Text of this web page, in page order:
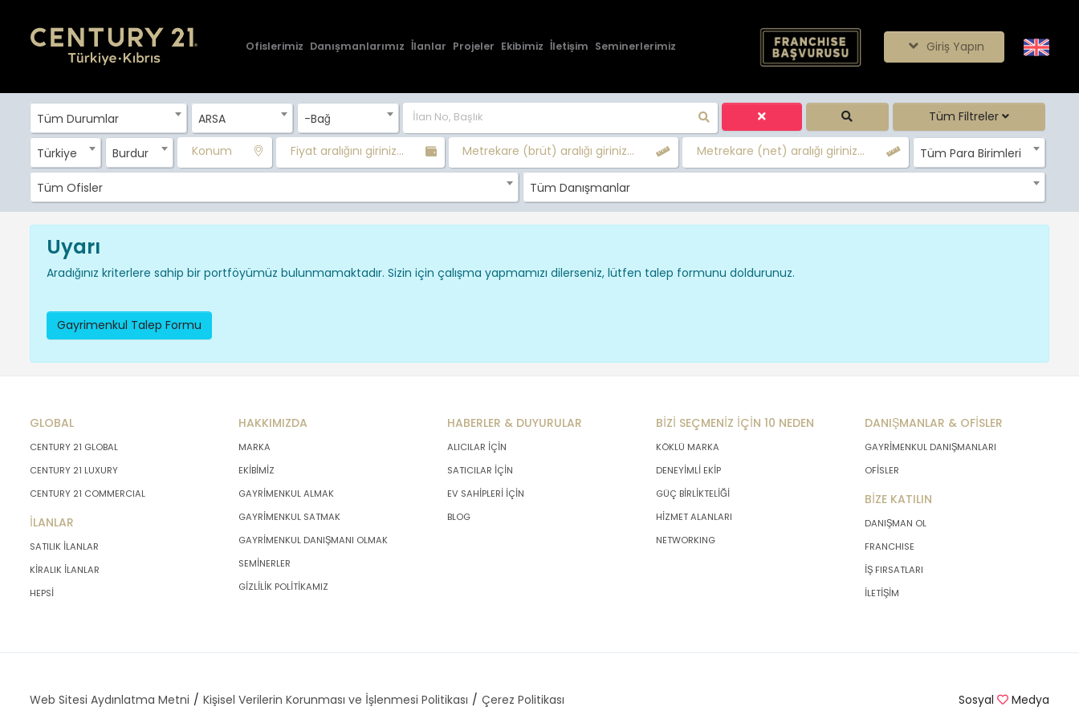
Ofislerimiz Danışmanlarımız İlanlar Projeler Ekibimiz İletişim Seminerlerimiz Giriş Yapın
Tüm Durumlar ARSA -Bağ Tüm Filtreler
Türkiye Burdur Konum Fiyat aralığını giriniz... Metrekare (brüt) aralığı giriniz... Metrekare (net) aralığı giriniz... Tüm Para Birimleri
Tüm Ofisler Tüm Danışmanlar
Uyarı
Aradığınız kriterlere sahip bir portföyümüz bulunmamaktadır. Sizin için çalışma yapmamızı dilerseniz, lütfen talep formunu doldurunuz.
Gayrimenkul Talep Formu
GLOBAL
CENTURY 21 GLOBAL
CENTURY 21 LUXURY
CENTURY 21 COMMERCIAL
İLANLAR
SATILIK İLANLAR
KİRALIK İLANLAR
HEPSİ
HAKKIMIZDA
MARKA
EKİBİMİZ
GAYRİMENKUL ALMAK
GAYRİMENKUL SATMAK
GAYRİMENKUL DANIŞMANI OLMAK
SEMİNERLER
GİZLİLİK POLİTİKAMIZ
HABERLER & DUYURULAR
ALICILAR İÇİN
SATICILAR İÇİN
EV SAHİPLERİ İÇİN
BLOG
BİZİ SEÇMENİZ İÇİN 10 NEDEN
KÖKLÜ MARKA
DENEYİMLİ EKİP
GÜÇ BİRLİKTELİĞİ
HİZMET ALANLARI
NETWORKING
DANIŞMANLAR & OFİSLER
GAYRİMENKUL DANIŞMANLARI
OFİSLER
BİZE KATILIN
DANIŞMAN OL
FRANCHISE
İŞ FIRSATLARI
İLETİŞİM
Web Sitesi Aydınlatma Metni Kişisel Verilerin Korunması ve İşlenmesi Politikası Çerez Politikası Sosyal Medya